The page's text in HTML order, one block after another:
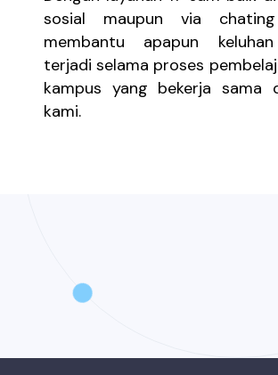
sosial maupun via
membantu apapun
terjadi selama proses
kampus yang bekerja sama
kami.